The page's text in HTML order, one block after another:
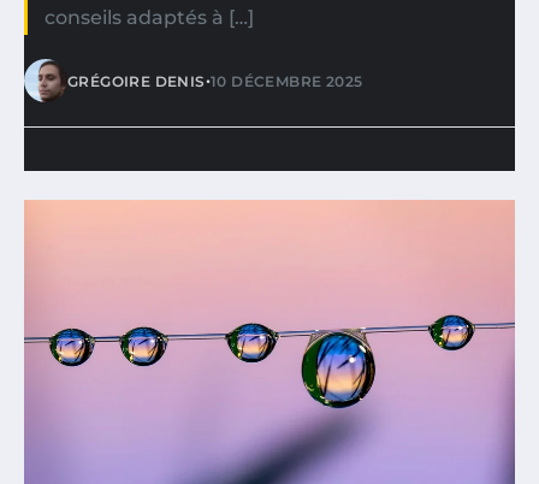
conseils adaptés à […]
GRÉGOIRE DENIS•10 DÉCEMBRE 2025